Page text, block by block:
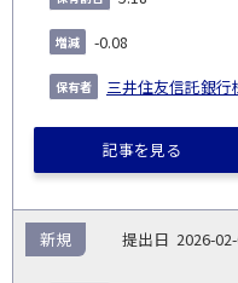
-0.08
三井住友信託銀行
記事を見る
2026-
新規